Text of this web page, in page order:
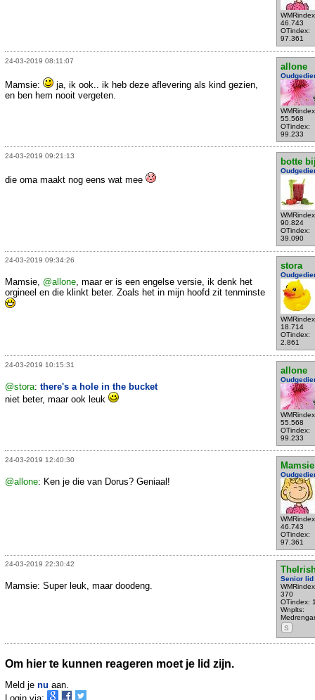
46.743
OTindex:
97.361
24-03-2019 08:11:07
allone
55.568
OTindex:
99.233
Mamsie:
ja, ik ook.. ik heb deze aflevering als kind gezien,
en ben hem nooit vergeten.
24-03-2019 09:21:13
botte
90.824
OTindex:
39.090
die oma maakt nog eens wat mee
24-03-2019 09:34:26
stora
18.714
OTindex:
2.861
Mamsie, @allone, maar er is een engelse versie, ik denk het
orgineel en die klinkt beter. Zoals het in mijn hoofd zit tenminste
24-03-2019 10:15:31
allone
55.568
OTindex:
99.233
@stora: there's a hole in the bucket
niet beter, maar ook leuk
24-03-2019 12:40:30
Mamsie
46.743
OTindex:
97.361
@allone: Ken je die van Dorus? Geniaal!
24-03-2019 22:30:42
Senior lid
370
OTindex:
Wnplts:
S
Mamsie: Super leuk, maar doodeng.
Om hier te kunnen reageren moet je lid zijn.
Meld je nu aan.